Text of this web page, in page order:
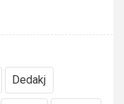
Dedakj